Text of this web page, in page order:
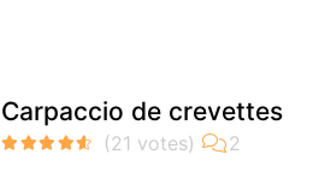
Carpaccio de crevettes